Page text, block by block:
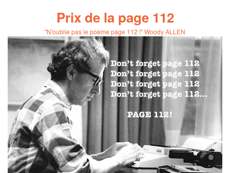
Prix de la page 112
"N'oublie pas le poème page 112 !" Woody ALLEN